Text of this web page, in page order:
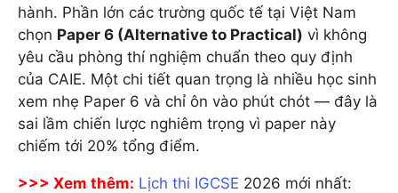
hành. Phần lớn các trường quốc tế tại Việt Nam
chọn Paper 6 (Alternative to Practical) vì không
yêu cầu phòng thí nghiệm chuẩn theo quy định
của CAIE. Một chi tiết quan trọng là nhiều học sinh
xem nhẹ Paper 6 và chỉ ôn vào phút chót — đây là
sai lầm chiến lược nghiêm trọng vì paper này
chiếm tới 20% tổng điểm.
>>> Xem thêm: Lịch thi IGCSE 2026 mới nhất: